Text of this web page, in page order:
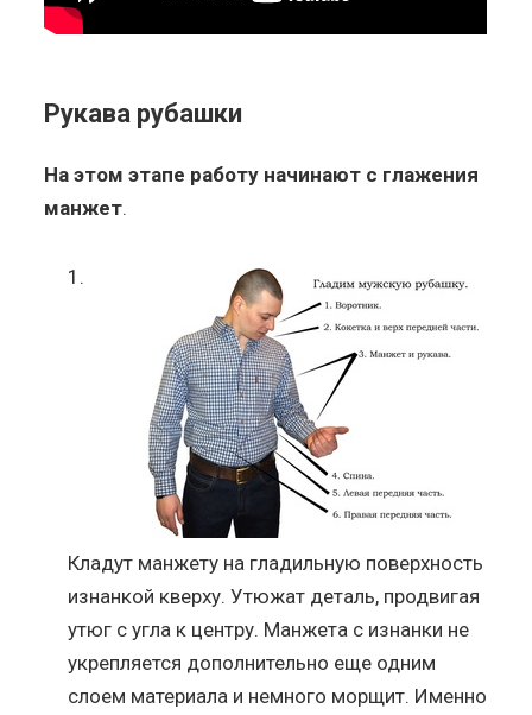
Рукава рубашки
На этом этапе работу начинают с глажения
манжет.
Кладут манжету на гладильную поверхность
изнанкой кверху. Утюжат деталь, продвигая
утюг с угла к центру. Манжета с изнанки не
укрепляется дополнительно еще одним
слоем материала и немного морщит. Именно